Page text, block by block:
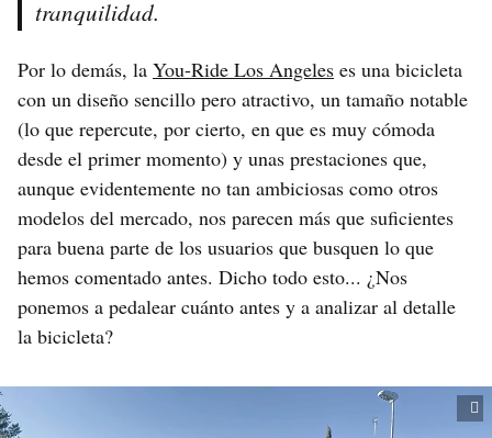
tranquilidad.
Por lo demás, la You-Ride Los Angeles es una bicicleta
con un diseño sencillo pero atractivo, un tamaño notable
(lo que repercute, por cierto, en que es muy cómoda
desde el primer momento) y unas prestaciones que,
aunque evidentemente no tan ambiciosas como otros
modelos del mercado, nos parecen más que suficientes
para buena parte de los usuarios que busquen lo que
hemos comentado antes. Dicho todo esto... ¿Nos
ponemos a pedalear cuánto antes y a analizar al detalle
la bicicleta?